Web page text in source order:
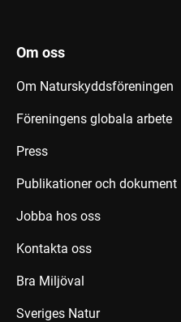
Om oss
Om Naturskyddsföreningen
Föreningens globala arbete
Press
Publikationer och dokument
Jobba hos oss
Kontakta oss
Bra Miljöval
Sveriges Natur